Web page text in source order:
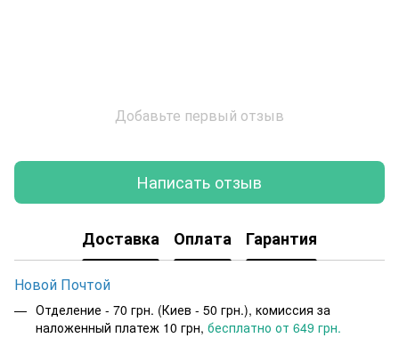
Добавьте первый отзыв
Написать отзыв
Доставка Оплата Гарантия
Новой Почтой
Отделение - 70 грн. (Киев - 50 грн.), комиссия за
наложенный платеж 10 грн, бесплатно от 649 грн.